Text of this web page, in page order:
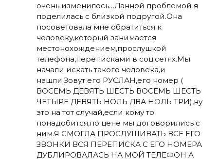
очень изменилось…Данной проблемой я
поделилась с близкой подругой.Она
посоветовала мне обратиться к
человеку,который занимается
местонохождением,прослушкой
телефона,переписками в соц.сетях.Мы
начали искать такого человека,и
нашли.Зовут его РУСЛАН,его номер (
ВОСЕМЬ ДЕВЯТЬ ШЕСТЬ ВОСЕМЬ ШЕСТЬ
ЧЕТЫРЕ ДЕВЯТЬ НОЛЬ ДВА НОЛЬ ТРИ),ну
это на тот случай,если кому то
понадобится,по цене мы договорились с
ним.Я СМОГЛА ПРОСЛУШИВАТЬ ВСЕ ЕГО
ЗВОНКИ ВСЯ ПЕРЕПИСКА С ЕГО НОМЕРА
ДУБЛИРОВАЛАСЬ НА МОЙ ТЕЛЕФОН А